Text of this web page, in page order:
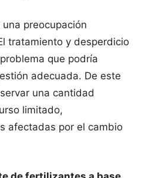
preocupación
tratamiento y desperdicio
que podría
adecuada. De este
una cantidad
limitado,
afectadas por el cambio